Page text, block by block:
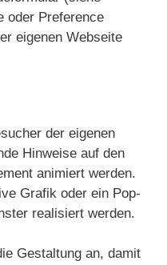
oder Preference
eigenen Webseite
der eigenen
Hinweise auf den
animiert werden.
Grafik oder ein Pop-
realisiert werden.
Gestaltung an, damit